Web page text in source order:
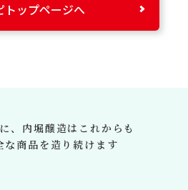
トップページへ
、 内堀醸造はこれからも
な商品を造り続けます